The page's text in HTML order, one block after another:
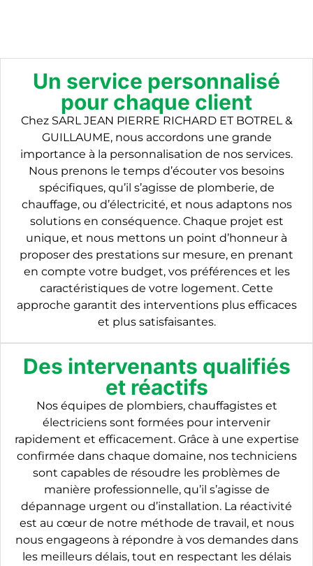
Un service personnalisé
pour chaque client
Chez SARL JEAN PIERRE RICHARD ET BOTREL &
GUILLAUME, nous accordons une grande
importance à la personnalisation de nos services.
Nous prenons le temps d’écouter vos besoins
spécifiques, qu’il s’agisse de plomberie, de
chauffage, ou d’électricité, et nous adaptons nos
solutions en conséquence. Chaque projet est
unique, et nous mettons un point d’honneur à
proposer des prestations sur mesure, en prenant
en compte votre budget, vos préférences et les
caractéristiques de votre logement. Cette
approche garantit des interventions plus efficaces
et plus satisfaisantes.
Des intervenants qualifiés
et réactifs
Nos équipes de plombiers, chauffagistes et
électriciens sont formées pour intervenir
rapidement et efficacement. Grâce à une expertise
confirmée dans chaque domaine, nos techniciens
sont capables de résoudre les problèmes de
manière professionnelle, qu’il s’agisse de
dépannage urgent ou d’installation. La réactivité
est au cœur de notre méthode de travail, et nous
nous engageons à répondre à vos demandes dans
les meilleurs délais, tout en respectant les délais